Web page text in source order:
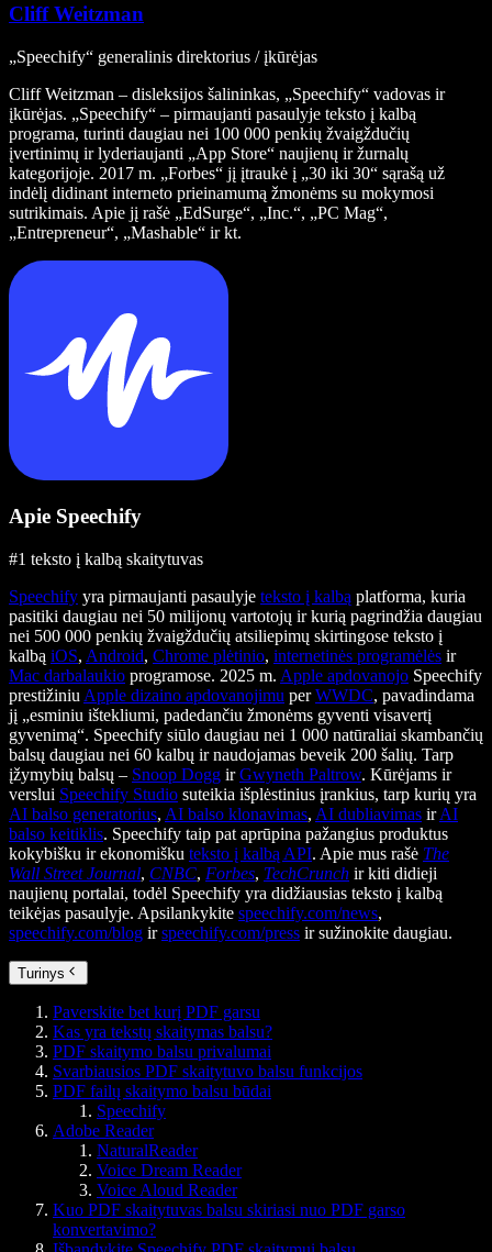
Cliff Weitzman
„Speechify“ generalinis direktorius / įkūrėjas
Cliff Weitzman – disleksijos šalininkas, „Speechify“ vadovas ir
įkūrėjas. „Speechify“ – pirmaujanti pasaulyje teksto į kalbą
programa, turinti daugiau nei 100 000 penkių žvaigždučių
įvertinimų ir lyderiaujanti „App Store“ naujienų ir žurnalų
kategorijoje. 2017 m. „Forbes“ jį įtraukė į „30 iki 30“ sąrašą už
indėlį didinant interneto prieinamumą žmonėms su mokymosi
sutrikimais. Apie jį rašė „EdSurge“, „Inc.“, „PC Mag“,
„Entrepreneur“, „Mashable“ ir kt.
Apie Speechify
#1 teksto į kalbą skaitytuvas
Speechify yra pirmaujanti pasaulyje teksto į kalbą platforma, kuria
pasitiki daugiau nei 50 milijonų vartotojų ir kurią pagrindžia daugiau
nei 500 000 penkių žvaigždučių atsiliepimų skirtingose teksto į
kalbą iOS, Android, Chrome plėtinio, internetinės programėlės ir
Mac darbalaukio programose. 2025 m. Apple apdovanojo Speechify
prestižiniu Apple dizaino apdovanojimu perWWDC, pavadindama
jį „esminiu ištekliumi, padedančiu žmonėms gyventi visavertį
gyvenimą“. Speechify siūlo daugiau nei 1 000 natūraliai skambančių
balsų daugiau nei 60 kalbų ir naudojamas beveik 200 šalių. Tarp
įžymybių balsų – Snoop Dogg irGwyneth Paltrow. Kūrėjams ir
verslui Speechify Studio suteikia išplėstinius įrankius, tarp kurių yra
AI balso generatorius, AI balso klonavimas, AI dubliavimas irAI
balso keitiklis. Speechify taip pat aprūpina pažangius produktus
kokybišku ir ekonomišku teksto į kalbą API. Apie mus rašė The
Wall Street Journal, CNBC, Forbes, TechCrunch ir kiti didieji
naujienų portalai, todėl Speechify yra didžiausias teksto į kalbą
teikėjas pasaulyje. Apsilankykite speechify.com/news,
speechify.com/blog irspeechify.com/press ir sužinokite daugiau.
Turinys
Paverskite bet kurį PDF garsu
Kas yra tekstų skaitymas balsu?
PDF skaitymo balsu privalumai
Svarbiausios PDF skaitytuvo balsu funkcijos
PDF failų skaitymo balsu būdai
Speechify
Adobe Reader
NaturalReader
Voice Dream Reader
Voice Aloud Reader
Kuo PDF skaitytuvas balsu skiriasi nuo PDF garso
konvertavimo?